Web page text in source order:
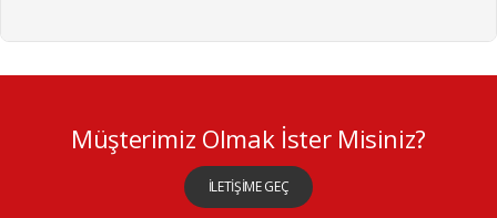
Müşterimiz Olmak İster Misiniz?
İLETİŞİME GEÇ